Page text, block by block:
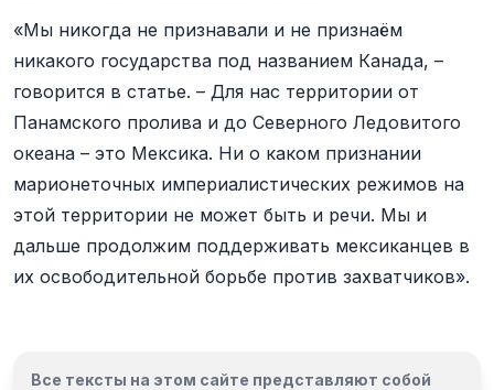
«Мы никогда не признавали и не признаём
никакого государства под названием Канада, –
говорится в статье. – Для нас территории от
Панамского пролива и до Северного Ледовитого
океана – это Мексика. Ни о каком признании
марионеточных империалистических режимов на
этой территории не может быть и речи. Мы и
дальше продолжим поддерживать мексиканцев в
их освободительной борьбе против захватчиков».
Все тексты на этом сайте представляют собой